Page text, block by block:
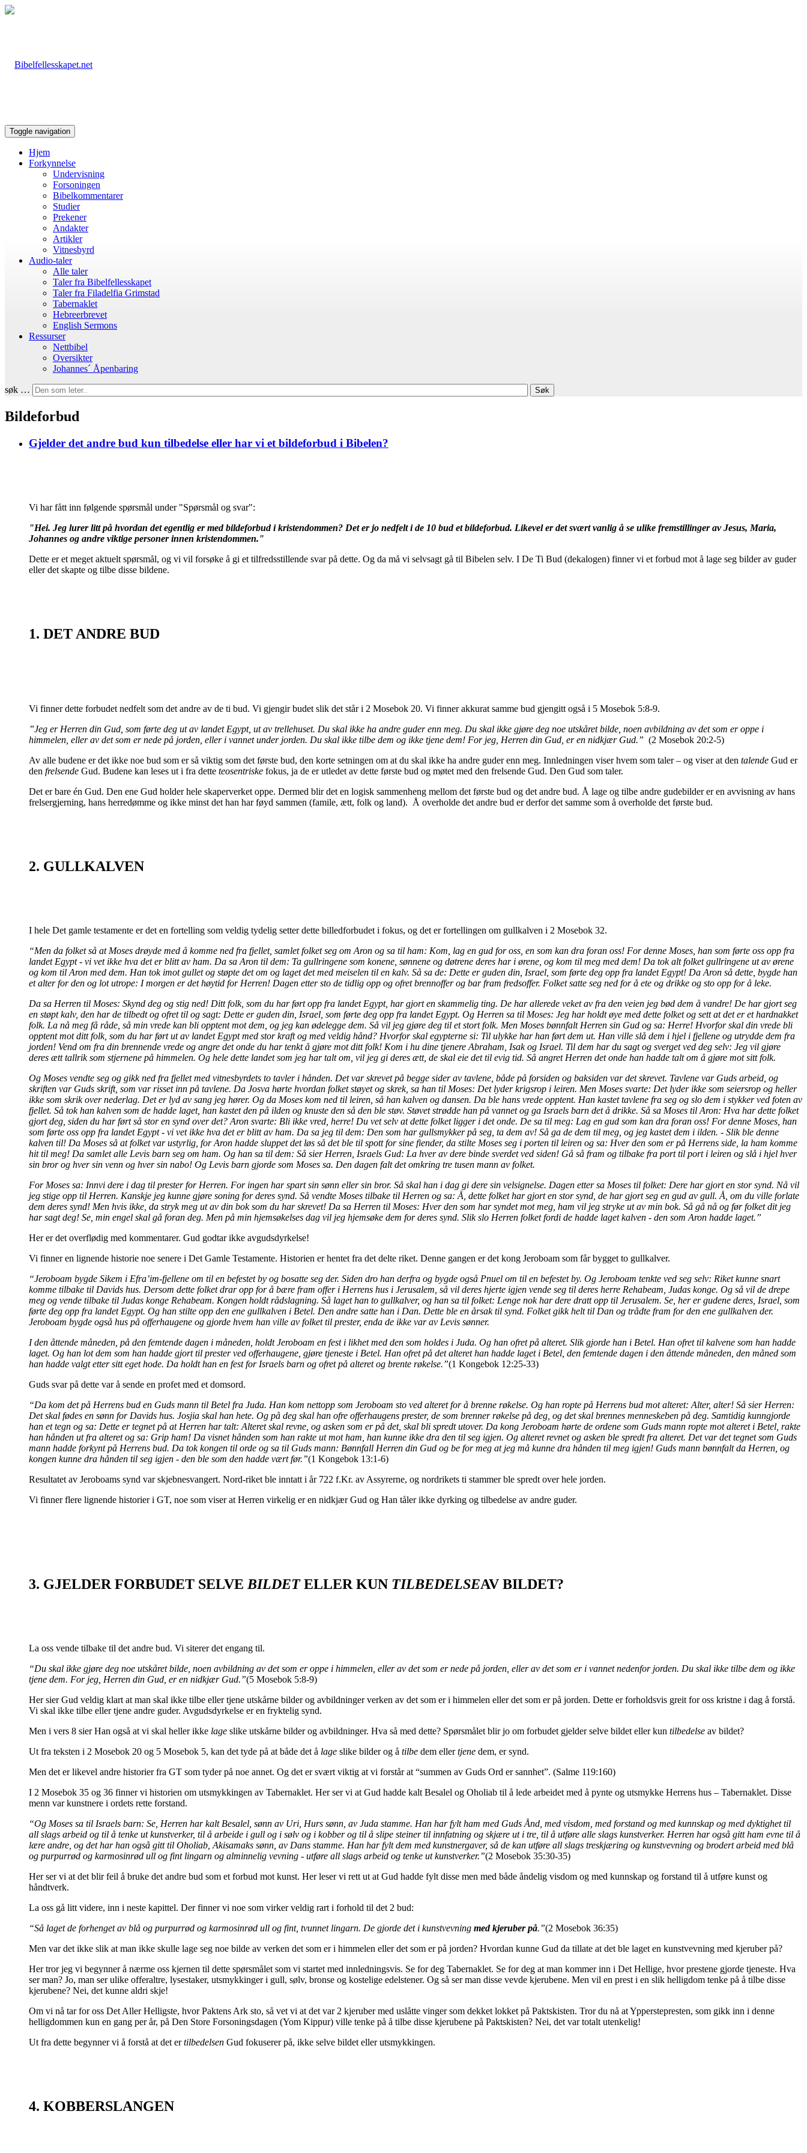
Toggle navigation
Hjem
Forkynnelse
Undervisning
Forsoningen
Bibelkommentarer
Studier
Prekener
Andakter
Artikler
Vitnesbyrd
Audio-taler
Alle taler
Taler fra Bibelfellesskapet
Taler fra Filadelfia Grimstad
Tabernaklet
Hebreerbrevet
English Sermons
Ressurser
Nettbibel
Oversikter
Johannes´ Åpenbaring
søk … Søk
Bildeforbud
Gjelder det andre bud kun tilbedelse eller har vi et bildeforbud i Bibelen?
Vi har fått inn følgende spørsmål under "Spørsmål og svar":
"Hei. Jeg lurer litt på hvordan det egentlig er med bildeforbud i kristendommen? Det er jo nedfelt i de 10 bud et bildeforbud. Likevel er det svært vanlig å se ulike fremstillinger av Jesus, Maria,
Johannes og andre viktige personer innen kristendommen."
Dette er et meget aktuelt spørsmål, og vi vil forsøke å gi et tilfredsstillende svar på dette. Og da må vi selvsagt gå til Bibelen selv. I De Ti Bud (dekalogen) finner vi et forbud mot å lage seg bilder av guder
eller det skapte og tilbe disse bildene.
1. DET ANDRE BUD
Vi finner dette forbudet nedfelt som det andre av de ti bud. Vi gjengir budet slik det står i 2 Mosebok 20. Vi finner akkurat samme bud gjengitt også i 5 Mosebok 5:8-9.
”Jeg er Herren din Gud, som førte deg ut av landet Egypt, ut av trellehuset. Du skal ikke ha andre guder enn meg. Du skal ikke gjøre deg noe utskåret bilde, noen avbildning av det som er oppe i
himmelen, eller av det som er nede på jorden, eller i vannet under jorden. Du skal ikke tilbe dem og ikke tjene dem! For jeg, Herren din Gud, er en nidkjær Gud.” (2 Mosebok 20:2-5)
Av alle budene er det ikke noe bud som er så viktig som det første bud, den korte setningen om at du skal ikke ha andre guder enn meg. Innledningen viser hvem som taler – og viser at den talende Gud er
den frelsende Gud. Budene kan leses ut i fra dette teosentriske fokus, ja de er utledet av dette første bud og møtet med den frelsende Gud. Den Gud som taler.
Det er bare én Gud. Den ene Gud holder hele skaperverket oppe. Dermed blir det en logisk sammenheng mellom det første bud og det andre bud. Å lage og tilbe andre gudebilder er en avvisning av hans
frelsergjerning, hans herredømme og ikke minst det han har føyd sammen (famile, ætt, folk og land). Å overholde det andre bud er derfor det samme som å overholde det første bud.
2. GULLKALVEN
I hele Det gamle testamente er det en fortelling som veldig tydelig setter dette billedforbudet i fokus, og det er fortellingen om gullkalven i 2 Mosebok 32.
“Men da folket så at Moses drøyde med å komme ned fra fjellet, samlet folket seg om Aron og sa til ham: Kom, lag en gud for oss, en som kan dra foran oss! For denne Moses, han som førte oss opp fra
landet Egypt - vi vet ikke hva det er blitt av ham. Da sa Aron til dem: Ta gullringene som konene, sønnene og døtrene deres har i ørene, og kom til meg med dem! Da tok alt folket gullringene ut av ørene
og kom til Aron med dem. Han tok imot gullet og støpte det om og laget det med meiselen til en kalv. Så sa de: Dette er guden din, Israel, som førte deg opp fra landet Egypt! Da Aron så dette, bygde han
et alter for den og lot utrope: I morgen er det høytid for Herren! Dagen etter sto de tidlig opp og ofret brennoffer og bar fram fredsoffer. Folket satte seg ned for å ete og drikke og sto opp for å leke.
Da sa Herren til Moses: Skynd deg og stig ned! Ditt folk, som du har ført opp fra landet Egypt, har gjort en skammelig ting. De har allerede veket av fra den veien jeg bød dem å vandre! De har gjort seg
en støpt kalv, den har de tilbedt og ofret til og sagt: Dette er guden din, Israel, som førte deg opp fra landet Egypt. Og Herren sa til Moses: Jeg har holdt øye med dette folket og sett at det er et hardnakket
folk. La nå meg få råde, så min vrede kan bli opptent mot dem, og jeg kan ødelegge dem. Så vil jeg gjøre deg til et stort folk. Men Moses bønnfalt Herren sin Gud og sa: Herre! Hvorfor skal din vrede bli
opptent mot ditt folk, som du har ført ut av landet Egypt med stor kraft og med veldig hånd? Hvorfor skal egypterne si: Til ulykke har han ført dem ut. Han ville slå dem i hjel i fjellene og utrydde dem fra
jorden! Vend om fra din brennende vrede og angre det onde du har tenkt å gjøre mot ditt folk! Kom i hu dine tjenere Abraham, Isak og Israel. Til dem har du sagt og sverget ved deg selv: Jeg vil gjøre
deres ætt tallrik som stjernene på himmelen. Og hele dette landet som jeg har talt om, vil jeg gi deres ætt, de skal eie det til evig tid. Så angret Herren det onde han hadde talt om å gjøre mot sitt folk.
Og Moses vendte seg og gikk ned fra fjellet med vitnesbyrdets to tavler i hånden. Det var skrevet på begge sider av tavlene, både på forsiden og baksiden var det skrevet. Tavlene var Guds arbeid, og
skriften var Guds skrift, som var risset inn på tavlene. Da Josva hørte hvordan folket støyet og skrek, sa han til Moses: Det lyder krigsrop i leiren. Men Moses svarte: Det lyder ikke som seiersrop og heller
ikke som skrik over nederlag. Det er lyd av sang jeg hører. Og da Moses kom ned til leiren, så han kalven og dansen. Da ble hans vrede opptent. Han kastet tavlene fra seg og slo dem i stykker ved foten av
fjellet. Så tok han kalven som de hadde laget, han kastet den på ilden og knuste den så den ble støv. Støvet strødde han på vannet og ga Israels barn det å drikke. Så sa Moses til Aron: Hva har dette folket
gjort deg, siden du har ført så stor en synd over det? Aron svarte: Bli ikke vred, herre! Du vet selv at dette folket ligger i det onde. De sa til meg: Lag en gud som kan dra foran oss! For denne Moses, han
som førte oss opp fra landet Egypt - vi vet ikke hva det er blitt av ham. Da sa jeg til dem: Den som har gullsmykker på seg, ta dem av! Så ga de dem til meg, og jeg kastet dem i ilden. - Slik ble denne
kalven til! Da Moses så at folket var ustyrlig, for Aron hadde sluppet det løs så det ble til spott for sine fiender, da stilte Moses seg i porten til leiren og sa: Hver den som er på Herrens side, la ham komme
hit til meg! Da samlet alle Levis barn seg om ham. Og han sa til dem: Så sier Herren, Israels Gud: La hver av dere binde sverdet ved siden! Gå så fram og tilbake fra port til port i leiren og slå i hjel hver
sin bror og hver sin venn og hver sin nabo! Og Levis barn gjorde som Moses sa. Den dagen falt det omkring tre tusen mann av folket.
For Moses sa: Innvi dere i dag til prester for Herren. For ingen har spart sin sønn eller sin bror. Så skal han i dag gi dere sin velsignelse. Dagen etter sa Moses til folket: Dere har gjort en stor synd. Nå vil
jeg stige opp til Herren. Kanskje jeg kunne gjøre soning for deres synd. Så vendte Moses tilbake til Herren og sa: Å, dette folket har gjort en stor synd, de har gjort seg en gud av gull. Å, om du ville forlate
dem deres synd! Men hvis ikke, da stryk meg ut av din bok som du har skrevet! Da sa Herren til Moses: Hver den som har syndet mot meg, ham vil jeg stryke ut av min bok. Så gå nå og før folket dit jeg
har sagt deg! Se, min engel skal gå foran deg. Men på min hjemsøkelses dag vil jeg hjemsøke dem for deres synd. Slik slo Herren folket fordi de hadde laget kalven - den som Aron hadde laget.”
Her er det overflødig med kommentarer. Gud godtar ikke avgudsdyrkelse!
Vi finner en lignende historie noe senere i Det Gamle Testamente. Historien er hentet fra det delte riket. Denne gangen er det kong Jeroboam som får bygget to gullkalver.
“Jeroboam bygde Sikem i Efra’im-fjellene om til en befestet by og bosatte seg der. Siden dro han derfra og bygde også Pnuel om til en befestet by. Og Jeroboam tenkte ved seg selv: Riket kunne snart
komme tilbake til Davids hus. Dersom dette folket drar opp for å bære fram offer i Herrens hus i Jerusalem, så vil deres hjerte igjen vende seg til deres herre Rehabeam, Judas konge. Og så vil de drepe
meg og vende tilbake til Judas konge Rehabeam. Kongen holdt rådslagning. Så laget han to gullkalver, og han sa til folket: Lenge nok har dere dratt opp til Jerusalem. Se, her er gudene deres, Israel, som
førte deg opp fra landet Egypt. Og han stilte opp den ene gullkalven i Betel. Den andre satte han i Dan. Dette ble en årsak til synd. Folket gikk helt til Dan og trådte fram for den ene gullkalven der.
Jeroboam bygde også hus på offerhaugene og gjorde hvem han ville av folket til prester, enda de ikke var av Levis sønner.
I den åttende måneden, på den femtende dagen i måneden, holdt Jeroboam en fest i likhet med den som holdes i Juda. Og han ofret på alteret. Slik gjorde han i Betel. Han ofret til kalvene som han hadde
laget. Og han lot dem som han hadde gjort til prester ved offerhaugene, gjøre tjeneste i Betel. Han ofret på det alteret han hadde laget i Betel, den femtende dagen i den åttende måneden, den måned som
han hadde valgt etter sitt eget hode. Da holdt han en fest for Israels barn og ofret på alteret og brente røkelse.”(1 Kongebok 12:25-33)
Guds svar på dette var å sende en profet med et domsord.
“Da kom det på Herrens bud en Guds mann til Betel fra Juda. Han kom nettopp som Jeroboam sto ved alteret for å brenne røkelse. Og han ropte på Herrens bud mot alteret: Alter, alter! Så sier Herren:
Det skal fødes en sønn for Davids hus. Josjia skal han hete. Og på deg skal han ofre offerhaugens prester, de som brenner røkelse på deg, og det skal brennes menneskeben på deg. Samtidig kunngjorde
han et tegn og sa: Dette er tegnet på at Herren har talt: Alteret skal revne, og asken som er på det, skal bli spredt utover. Da kong Jeroboam hørte de ordene som Guds mann ropte mot alteret i Betel, rakte
han hånden ut fra alteret og sa: Grip ham! Da visnet hånden som han rakte ut mot ham, han kunne ikke dra den til seg igjen. Og alteret revnet og asken ble spredt fra alteret. Det var det tegnet som Guds
mann hadde forkynt på Herrens bud. Da tok kongen til orde og sa til Guds mann: Bønnfall Herren din Gud og be for meg at jeg må kunne dra hånden til meg igjen! Guds mann bønnfalt da Herren, og
kongen kunne dra hånden til seg igjen - den ble som den hadde vært før.”(1 Kongebok 13:1-6)
Resultatet av Jeroboams synd var skjebnesvangert. Nord-riket ble inntatt i år 722 f.Kr. av Assyrerne, og nordrikets ti stammer ble spredt over hele jorden.
Vi finner flere lignende historier i GT, noe som viser at Herren virkelig er en nidkjær Gud og Han tåler ikke dyrking og tilbedelse av andre guder.
3. GJELDER FORBUDET SELVE BILDETELLER KUN TILBEDELSEAV BILDET?
La oss vende tilbake til det andre bud. Vi siterer det engang til.
“Du skal ikke gjøre deg noe utskåret bilde, noen avbildning av det som er oppe i himmelen, eller av det som er nede på jorden, eller av det som er i vannet nedenfor jorden. Du skal ikke tilbe dem og ikke
tjene dem. For jeg, Herren din Gud, er en nidkjær Gud.”(5 Mosebok 5:8-9)
Her sier Gud veldig klart at man skal ikke tilbe eller tjene utskårne bilder og avbildninger verken av det som er i himmelen eller det som er på jorden. Dette er forholdsvis greit for oss kristne i dag å forstå.
Vi skal ikke tilbe eller tjene andre guder. Avgudsdyrkelse er en fryktelig synd.
Men i vers 8 sier Han også at vi skal heller ikke lage slike utskårne bilder og avbildninger. Hva så med dette? Spørsmålet blir jo om forbudet gjelder selve bildet eller kun tilbedelse av bildet?
Ut fra teksten i 2 Mosebok 20 og 5 Mosebok 5, kan det tyde på at både det å lage slike bilder og å tilbe dem ellertjene dem, er synd.
Men det er likevel andre historier fra GT som tyder på noe annet. Og det er svært viktig at vi forstår at “summen av Guds Ord er sannhet”. (Salme 119:160)
I 2 Mosebok 35 og 36 finner vi historien om utsmykkingen av Tabernaklet. Her ser vi at Gud hadde kalt Besalel og Oholiab til å lede arbeidet med å pynte og utsmykke Herrens hus – Tabernaklet. Disse
menn var kunstnere i ordets rette forstand.
“Og Moses sa til Israels barn: Se, Herren har kalt Besalel, sønn av Uri, Hurs sønn, av Juda stamme. Han har fylt ham med Guds Ånd, med visdom, med forstand og med kunnskap og med dyktighet til
all slags arbeid og til å tenke ut kunstverker, til å arbeide i gull og i sølv og i kobber og til å slipe steiner til innfatning og skjære ut i tre, til å utføre alle slags kunstverker. Herren har også gitt ham evne til å
lære andre, og det har han også gitt til Oholiab, Akisamaks sønn, av Dans stamme. Han har fylt dem med kunstnergaver, så de kan utføre all slags treskjæring og kunstvevning og brodert arbeid med blå
og purpurrød og karmosinrød ull og fint lingarn og alminnelig vevning - utføre all slags arbeid og tenke ut kunstverker.”(2 Mosebok 35:30-35)
Her ser vi at det blir feil å bruke det andre bud som et forbud mot kunst. Her leser vi rett ut at Gud hadde fylt disse men med både åndelig visdom og med kunnskap og forstand til å utføre kunst og
håndtverk.
La oss gå litt videre, inn i neste kapittel. Der finner vi noe som virker veldig rart i forhold til det 2 bud:
“Så laget de forhenget av blå og purpurrød og karmosinrød ull og fint, tvunnet lingarn. De gjorde det i kunstvevning med kjeruber på.”(2 Mosebok 36:35)
Men var det ikke slik at man ikke skulle lage seg noe bilde av verken det som er i himmelen eller det som er på jorden? Hvordan kunne Gud da tillate at det ble laget en kunstvevning med kjeruber på?
Her tror jeg vi begynner å nærme oss kjernen til dette spørsmålet som vi startet med innledningsvis. Se for deg Tabernaklet. Se for deg at man kommer inn i Det Hellige, hvor prestene gjorde tjeneste. Hva
ser man? Jo, man ser ulike offeraltre, lysestaker, utsmykkinger i gull, sølv, bronse og kostelige edelstener. Og så ser man disse vevde kjerubene. Men vil en prest i en slik helligdom tenke på å tilbe disse
kjerubene? Nei, det kunne aldri skje!
Om vi nå tar for oss Det Aller Helligste, hvor Paktens Ark sto, så vet vi at det var 2 kjeruber med uslåtte vinger som dekket lokket på Paktskisten. Tror du nå at Ypperstepresten, som gikk inn i denne
helligdommen kun en gang per år, på Den Store Forsoningsdagen (Yom Kippur) ville tenke på å tilbe disse kjerubene på Paktskisten? Nei, det var totalt utenkelig!
Ut fra dette begynner vi å forstå at det ertilbedelsen Gud fokuserer på, ikke selve bildet eller utsmykkingen.
4. KOBBERSLANGEN